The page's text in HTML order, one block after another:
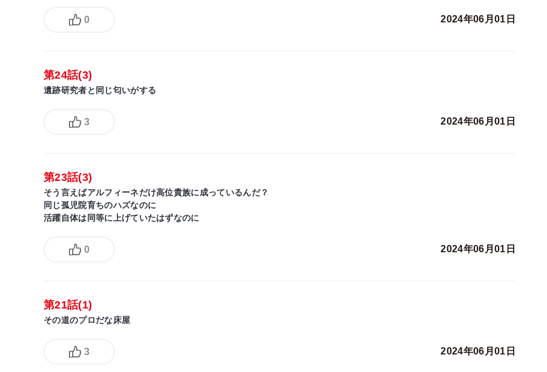
0 2024年06月01日
第24話(3)
遺跡研究者と同じ匂いがする
3 2024年06月01日
第23話(3)
そう言えばアルフィーネだけ高位貴族に成っているんだ？
同じ孤児院育ちのハズなのに
活躍自体は同等に上げていたはずなのに
0 2024年06月01日
第21話(1)
その道のプロだな床屋
3 2024年06月01日